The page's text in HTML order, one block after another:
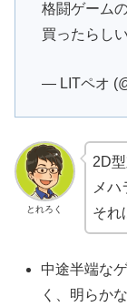
格闘ゲーム
買ったらしい
— LITペオ
とれろく
2D
メハ
それ
中途半端な
く、明らか